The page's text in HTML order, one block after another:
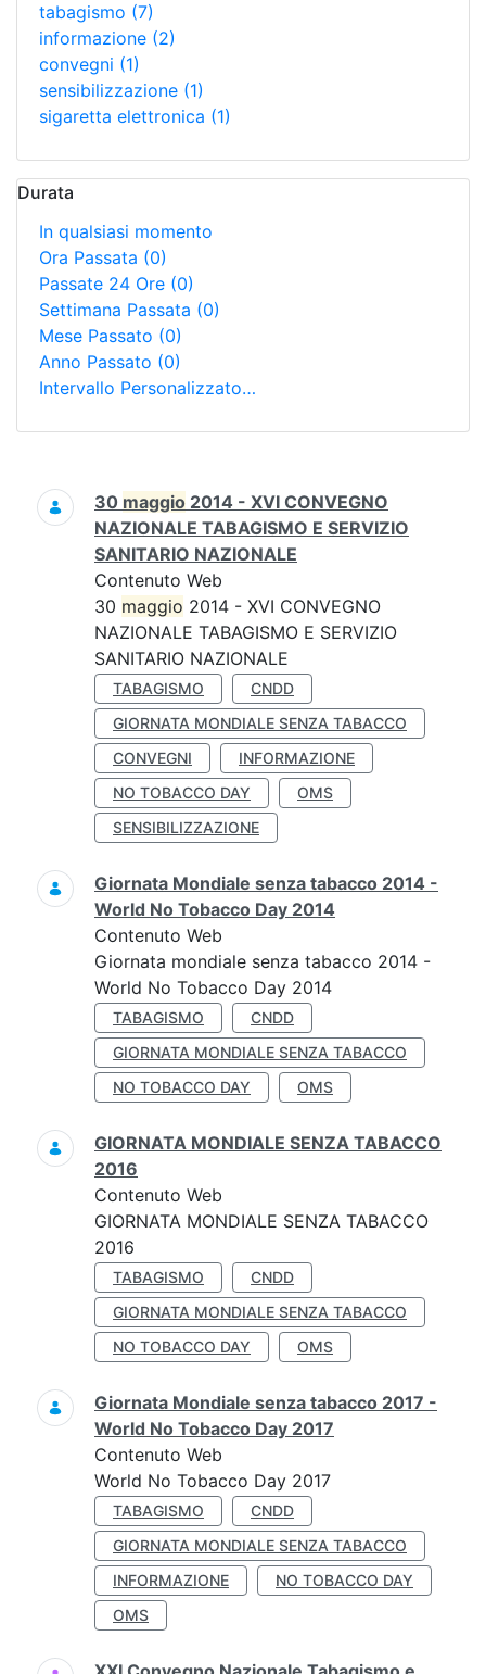
tabagismo (7)
informazione (2)
convegni (1)
sensibilizzazione (1)
sigaretta elettronica (1)
Durata
In qualsiasi momento
Ora Passata (0)
Passate 24 Ore (0)
Settimana Passata (0)
Mese Passato (0)
Anno Passato (0)
Intervallo Personalizzato…
Ricerca
30 maggio 2014 - XVI CONVEGNO
NAZIONALE TABAGISMO E SERVIZIO
SANITARIO NAZIONALE
Contenuto Web
30 maggio 2014 - XVI CONVEGNO
NAZIONALE TABAGISMO E SERVIZIO
SANITARIO NAZIONALE
TABAGISMO
CNDD
GIORNATA MONDIALE SENZA TABACCO
CONVEGNI
INFORMAZIONE
NO TOBACCO DAY
OMS
SENSIBILIZZAZIONE
Giornata Mondiale senza tabacco 2014 -
World No Tobacco Day 2014
Contenuto Web
Giornata mondiale senza tabacco 2014 -
World No Tobacco Day 2014
TABAGISMO
CNDD
GIORNATA MONDIALE SENZA TABACCO
NO TOBACCO DAY
OMS
GIORNATA MONDIALE SENZA TABACCO
2016
Contenuto Web
GIORNATA MONDIALE SENZA TABACCO
2016
TABAGISMO
CNDD
GIORNATA MONDIALE SENZA TABACCO
NO TOBACCO DAY
OMS
Giornata Mondiale senza tabacco 2017 -
World No Tobacco Day 2017
Contenuto Web
World No Tobacco Day 2017
TABAGISMO
CNDD
GIORNATA MONDIALE SENZA TABACCO
INFORMAZIONE
NO TOBACCO DAY
OMS